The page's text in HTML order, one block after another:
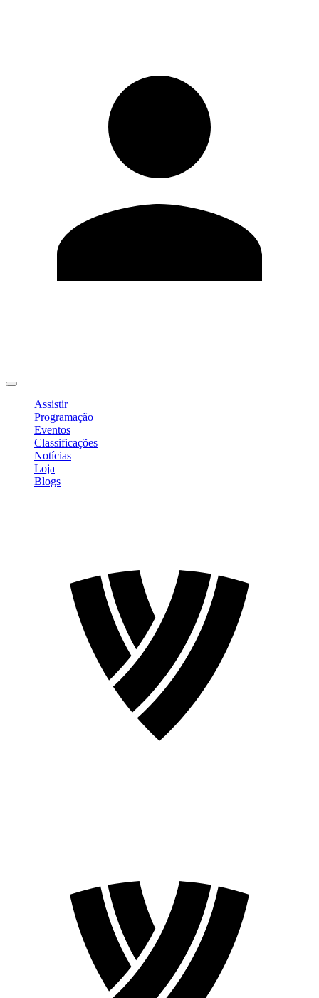
Assistir
Programação
Eventos
Classificações
Notícias
Loja
Blogs